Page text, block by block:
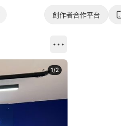
創作者合作平台
1/2